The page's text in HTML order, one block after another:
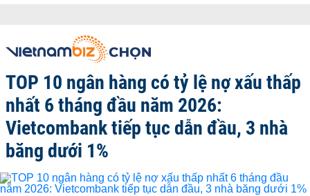
TOP 10 ngân hàng có tỷ lệ nợ xấu thấp
nhất 6 tháng đầu năm 2026:
Vietcombank tiếp tục dẫn đầu, 3 nhà
băng dưới 1%